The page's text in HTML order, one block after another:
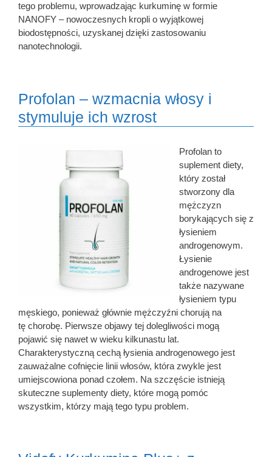
tego problemu, wprowadzając kurkuminę w formie
NANOFY – nowoczesnych kropli o wyjątkowej
biodostępności, uzyskanej dzięki zastosowaniu
nanotechnologii.
Profolan – wzmacnia włosy i
stymuluje ich wzrost
Profolan to
suplement diety,
który został
stworzony dla
mężczyzn
borykających się z
łysieniem
androgenowym.
Łysienie
androgenowe jest
także nazywane
łysieniem typu
męskiego, ponieważ głównie mężczyźni chorują na
tę chorobę. Pierwsze objawy tej dolegliwości mogą
pojawić się nawet w wieku kilkunastu lat.
Charakterystyczną cechą łysienia androgenowego jest
zauważalne cofnięcie linii włosów, która zwykle jest
umiejscowiona ponad czołem. Na szczęście istnieją
skuteczne suplementy diety, które mogą pomóc
wszystkim, którzy mają tego typu problem.